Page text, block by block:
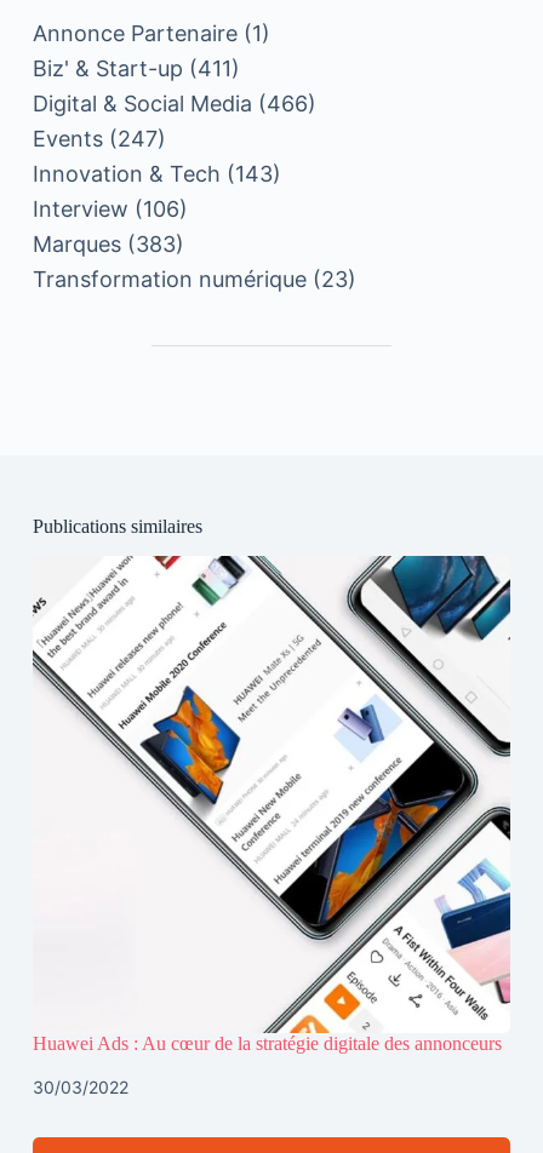
Annonce Partenaire(1)
Biz' & Start-up (411)
Digital & Social Media (466)
Events(247)
Innovation & Tech (143)
Interview (106)
Marques(383)
Transformation numérique(23)
Publications similaires
Huawei Ads : Au cœur de la stratégie digitale des annonceurs
30/03/2022